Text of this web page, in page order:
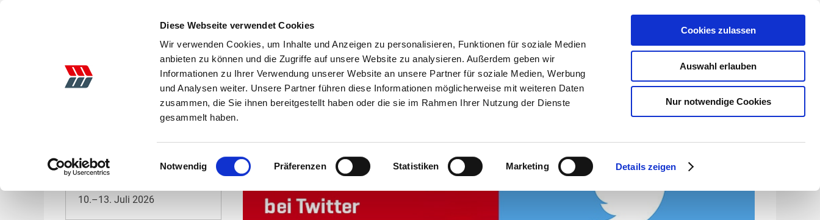
Diese Webseite verwendet Cookies
Wir verwenden Cookies, um Inhalte und Anzeigen zu personalisieren, Funktionen für soziale Medien
anbieten zu können und die Zugriffe auf unsere Website zu analysieren. Außerdem geben wir
Informationen zu Ihrer Verwendung unserer Website an unsere Partner für soziale Medien, Werbung
und Analysen weiter. Unsere Partner führen diese Informationen möglicherweise mit weiteren Daten
zusammen, die Sie ihnen bereitgestellt haben oder die sie im Rahmen Ihrer Nutzung der Dienste
gesammelt haben.
Einwilligungsauswahl
Notwendig Präferenzen Statistiken Marketing Details zeigen
Cookies zulassen
Auswahl erlauben
Nur notwendige Cookies
Händler-Garantieportal
AKTIONEN LANDTECHNIK GEBRAUCHTE SERVICE ERSATZTEILE UNTERNEHMEN KARRIERE KONTAKT
Mager & Wedemeyer bei Twitter
Veranstaltungen 2026
Tarmstedter Ausstellung
10.–13. Juli 2026